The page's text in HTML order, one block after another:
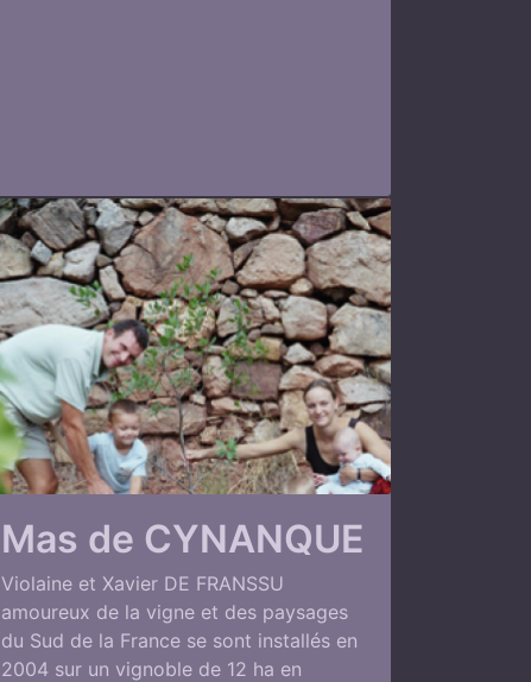
Mas de CYNANQUE
Violaine et Xavier DE FRANSSU
amoureux de la vigne et des paysages
du Sud de la France se sont installés en
2004 sur un vignoble de 12 ha en